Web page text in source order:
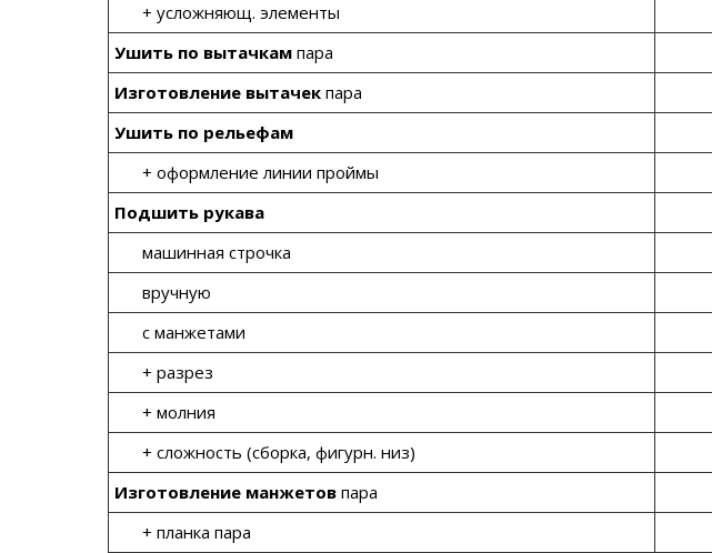
+ усложняющ. элементы
Ушить по вытачкам пара
Изготовление вытачек пара
Ушить по рельефам
+ оформление линии проймы
Подшить рукава
машинная строчка
вручную
с манжетами
+ разрез
+ молния
+ сложность (сборка, фигурн. низ)
Изготовление манжетов пара
+ планка пара